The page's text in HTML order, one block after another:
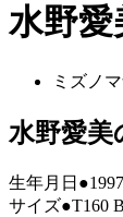
水野愛
ミズノ
水野愛美
生年月日
サイズ●T160